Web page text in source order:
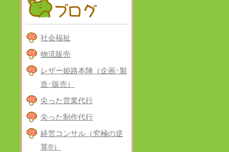
社会福祉
物流販売
レザー姫路本陣（企画･製
造･販売）
尖った営業代行
尖った制作代行
経営コンサル（究極の逆
算®）